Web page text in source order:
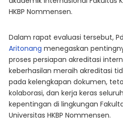
HKBP Nommensen.
Dalam rapat evaluasi tersebut,
Aritonang menegaskan
proses persiapan akreditasi
keberhasilan meraih akreditasi
pada kelengkapan dokumen,
kolaborasi, dan kerja keras
kepentingan di lingkungan
Universitas HKBP Nommensen.